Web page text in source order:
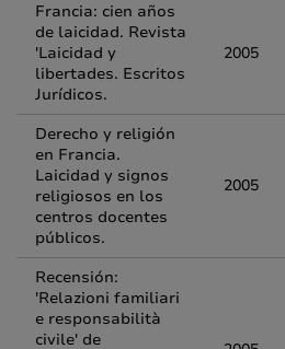
Francia: cien años
de laicidad. Revista
'Laicidad y
libertades. Escritos
Jurídicos.
2005
Derecho y religión
en Francia.
Laicidad y signos
religiosos en los
centros docentes
públicos.
2005
Recensión:
'Relazioni familiari
e responsabilità
civile' de